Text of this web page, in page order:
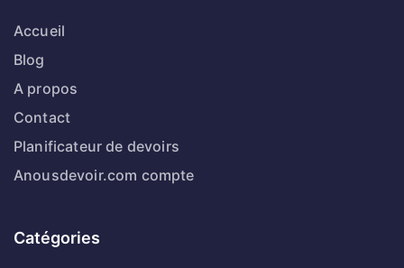
Accueil
Blog
A propos
Contact
Planificateur de devoirs
Anousdevoir.com compte
Catégories